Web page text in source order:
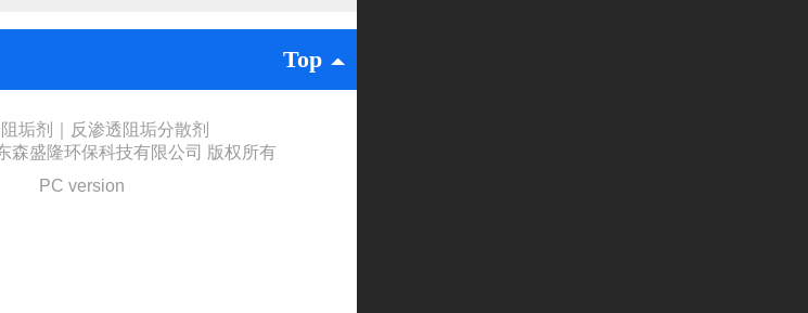
Top
垢剂｜反渗透阻垢分散剂
森盛隆环保科技有限公司 版权所有
PC version